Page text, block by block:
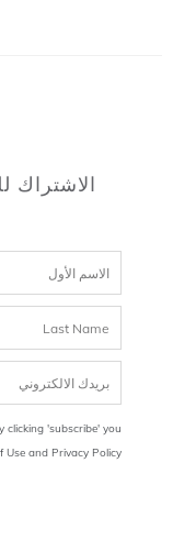
الاشتراك
clicking 'subscribe' you
Use and Privacy Policy